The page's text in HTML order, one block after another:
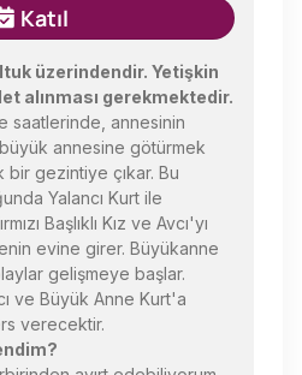
Katıl
üzerindendir. Yetişkin
alınması gerekmektedir.
saatlerinde, annesinin
büyük annesine götürmek
gezintiye çıkar. Bu
Yalancı Kurt ile
Başlıklı Kız ve Avcı'yı
evine girer. Büyükanne
gelişmeye başlar.
ve Büyük Anne Kurt'a
verecektir.